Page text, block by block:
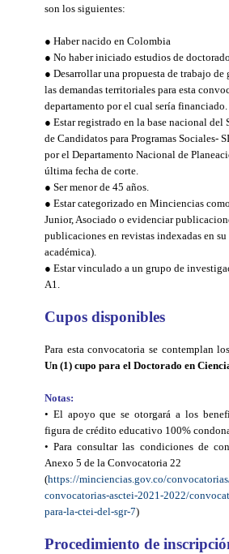
son los siguientes:
● Haber nacido en Colombia
● No haber iniciado estudios de doctorado
● Desarrollar una propuesta de trabajo
las demandas territoriales para esta
departamento por el cual sería financiado.
● Estar registrado en la base nacional del
de Candidatos para Programas Sociales-
por el Departamento Nacional de
última fecha de corte.
● Ser menor de 45 años.
● Estar categorizado en Minciencias
Junior, Asociado o evidenciar
publicaciones en revistas indexadas en
académica).
● Estar vinculado a un grupo de
A1.
Cupos disponibles
Para esta convocatoria se contemplan
Un (1) cupo para el Doctorado en
Notas:
• El apoyo que se otorgará a los
figura de crédito educativo 100%
•Para consultar las condiciones de
Anexo 5 de la Convocatoria 22
(https://minciencias.gov.co/
convocatorias-asctei-2021-2022/
para-la-ctei-del-sgr-7)
Procedimiento de